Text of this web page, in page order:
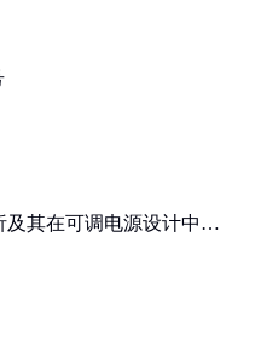
及其在可调电源设计中的